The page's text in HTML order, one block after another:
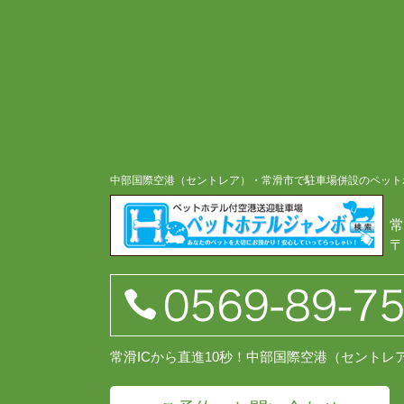
中部国際空港（セントレア）・常滑市で駐車場併設のペッ
常滑ICから直進10秒！中部国際空港（セントレ